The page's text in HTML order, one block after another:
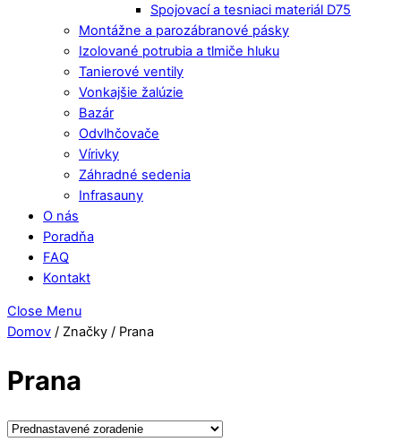
Spojovací a tesniaci materiál D75
Montážne a parozábranové pásky
Izolované potrubia a tlmiče hluku
Tanierové ventily
Vonkajšie žalúzie
Bazár
Odvlhčovače
Vírivky
Záhradné sedenia
Infrasauny
O nás
Poradňa
FAQ
Kontakt
Close Menu
Domov / Značky / Prana
Prana